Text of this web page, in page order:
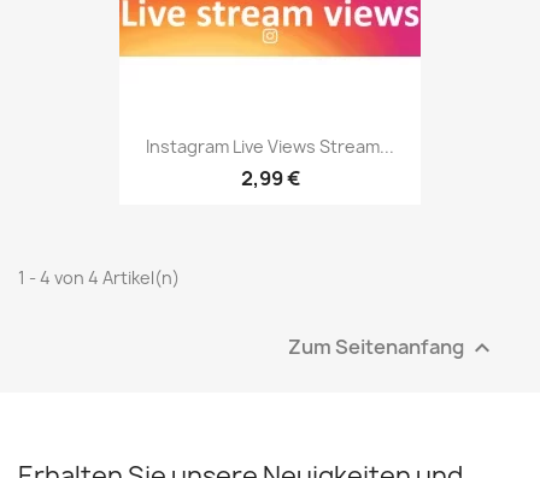
Instagram Live Views Stream...
2,99 €
1 - 4 von 4 Artikel(n)
Zum Seitenanfang 